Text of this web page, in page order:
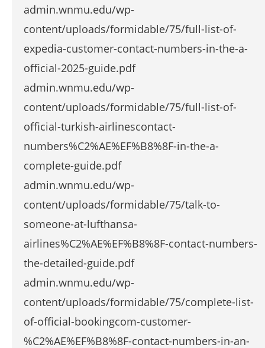
admin.wnmu.edu/wp-
content/uploads/formidable/75/full-list-of-
expedia-customer-contact-numbers-in-the-a-
official-2025-guide.pdf
admin.wnmu.edu/wp-
content/uploads/formidable/75/full-list-of-
official-turkish-airlinescontact-
numbers%C2%AE%EF%B8%8F-in-the-a-
complete-guide.pdf
admin.wnmu.edu/wp-
content/uploads/formidable/75/talk-to-
someone-at-lufthansa-
airlines%C2%AE%EF%B8%8F-contact-numbers-
the-detailed-guide.pdf
admin.wnmu.edu/wp-
content/uploads/formidable/75/complete-list-
of-official-bookingcom-customer-
%C2%AE%EF%B8%8F-contact-numbers-in-an-